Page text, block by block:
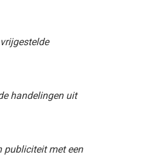
handelingen uit
publiciteit met een